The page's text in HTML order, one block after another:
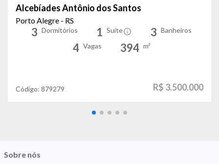
Alcebíades Antônio dos Santos
Porto Alegre - RS
3 Dormitórios 1 Suíte 3 Banheiros
4 Vagas 394 m²
Código: 879279 R$ 3.500.000
Sobre nós